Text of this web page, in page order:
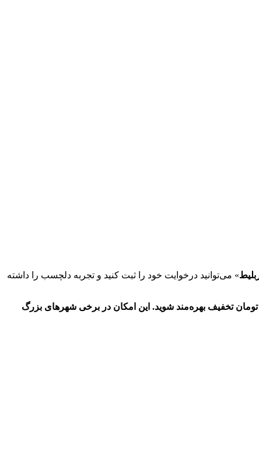
» می‌توانید درخوایت خود را ثبت کنید و تجربه دلچسب را داشته
پس از انتخاب مبدا و مقصد خود می‌توانید در خواست سواری دربستی خود را با کد تخفیف ارائه شده ثبت کنید و از 50 هزار تومان تخفیف بهره‌مند شوید. این امکان در برخی شهرهای بزرگ